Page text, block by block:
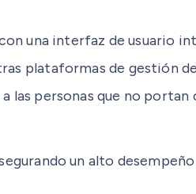
una interfaz de usuario
plataformas de gestión
las personas que no
un alto